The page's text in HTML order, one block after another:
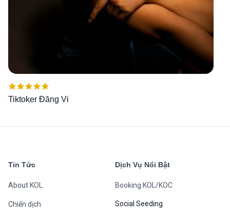
Tiktoker Đăng Vi
Được xếp
Tin Tức
About KOL
Chiến dịch
Dịch Vụ Nổi Bật
Booking KOL/KOC
Social Seeding